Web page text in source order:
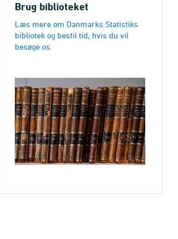
Brug biblioteket
Læs mere om Danmarks Statistiks
bibliotek og bestil tid, hvis du vil
besøge os.